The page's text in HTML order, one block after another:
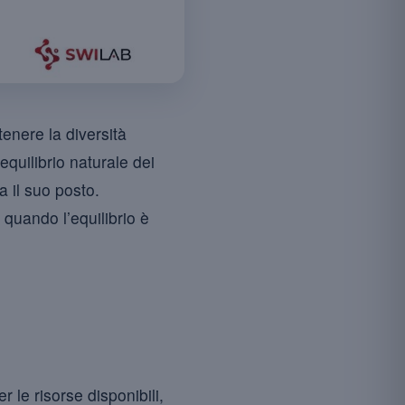
la diversità
naturale dei
il suo posto.
l’equilibrio è
le risorse disponibili,